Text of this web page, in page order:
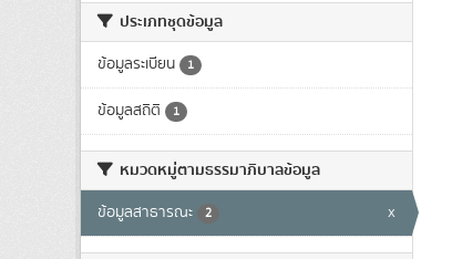
ประเภทชุดข้อมูล
ข้อมูลระเบียน 1
ข้อมูลสถิติ 1
หมวดหมู่ตามธรรมาภิบาลข้อมูล
ข้อมูลสาธารณะ 2 x